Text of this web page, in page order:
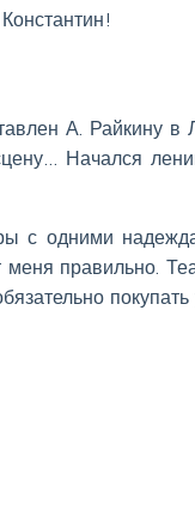
А. Райкину
Начался
с одними
правильно.